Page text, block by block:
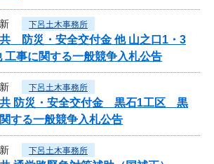
下呂土木事務所
共 防災・安全交付金 他 山之口1・3
工事に関する一般競争入札公告
下呂土木事務所
共 防災・安全交付金 黒石1工区 黒
する一般競争入札公告
下呂土木事務所